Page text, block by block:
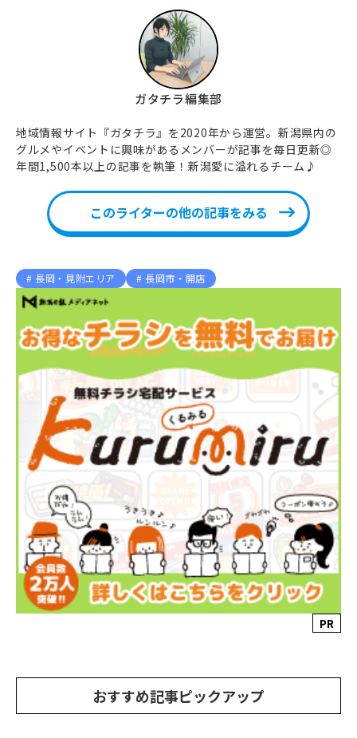
ガタチラ編集部
地域情報サイト『ガタチラ』を2020年から運営。新潟県内の
グルメやイベントに興味があるメンバーが記事を毎日更新◎
年間1,500本以上の記事を執筆！新潟愛に溢れるチーム♪
このライターの他の記事をみる
長岡・見附エリア 長岡市・開店
PR
おすすめ記事ピックアップ